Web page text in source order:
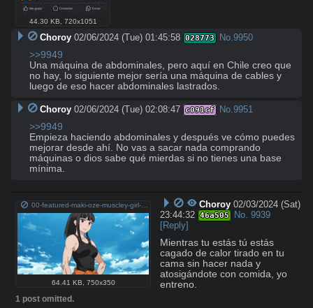
44.30 KB 720x1051
Choroy 02/06/2024 (Tue) 01:45:58 028773 No.9950
>>9949
Una máquina de abdominales, pero aquí en Chile creo que
no hay, lo siguiente mejor sería una máquina de cables y
luego de eso hacer abdominales lastrados.
Choroy 02/06/2024 (Tue) 02:08:47 c091cf No.9951
>>9949
Empieza haciendo abdominales y después ve cómo puedes
mejorar desde ahí. No vas a sacar nada comprando
máquinas o dios sabe qué mierdas si no tienes una base
mínima.
00-featured-maki-oze-muscley-girl-anime-screenshot.jpg
64.41 KB, 750x350
Choroy 02/03/2024 (Sat)
23:44:32 46a505 No. 9939
[Reply]
Mientras tu estás tú estás
cagado de calor tirado en tu
cama sin hacer nada y
atosigándote con comida, yo
entreno.
1 post omitted.